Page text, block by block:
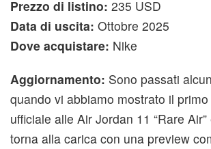
Prezzo di listino: 235 USD
Data di uscita: Ottobre 2025
Dove acquistare: Nike
Aggiornamento: Sono passati
quando vi abbiamo mostrato il
ufficiale alle Air Jordan 11 “Rare
torna alla carica con una preview